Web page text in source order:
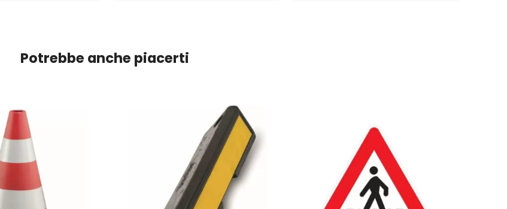
Potrebbe anche piacerti